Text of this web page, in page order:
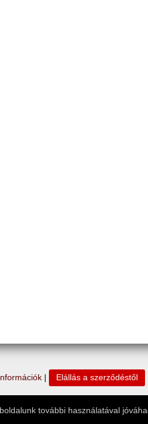
további használatával
Elállás a szerződéstől